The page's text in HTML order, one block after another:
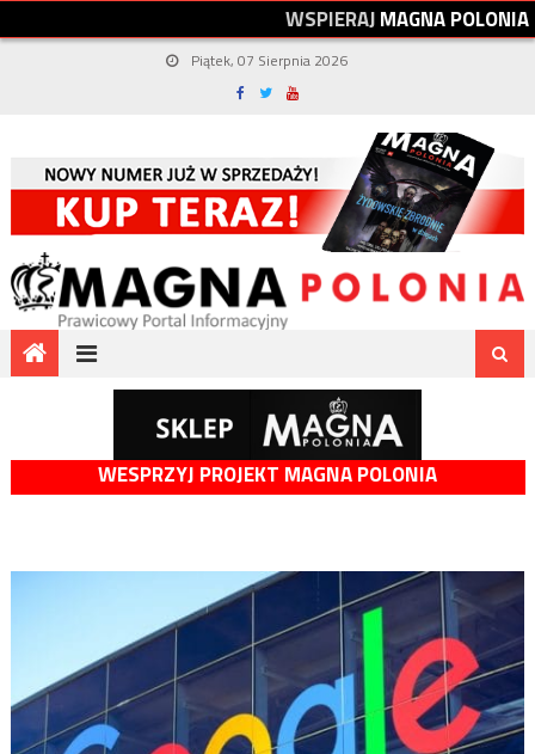
WSPIERAJMAGNAPOLONIA
Piątek, 07 Sierpnia 2026
WESPRZYJ PROJEKT MAGNA POLONIA